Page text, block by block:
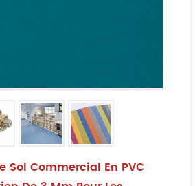
Sol Commercial En PVC